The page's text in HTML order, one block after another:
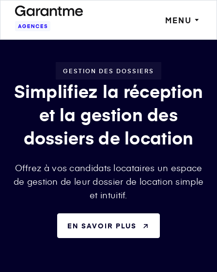
MENU
GESTION DES DOSSIERS
Simplifiez la réception
et la gestion des
dossiers de location
Offrez à vos candidats locataires un espace
de gestion de leur dossier de location simple
et intuitif.
EN SAVOIR PLUS